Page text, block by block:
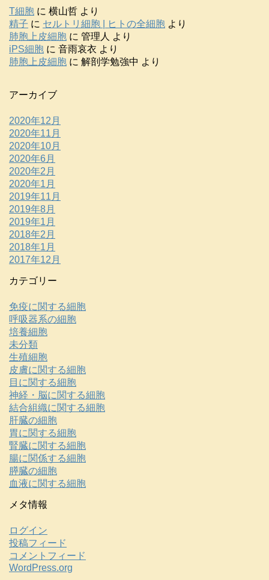
T細胞 に 横山哲 より
精子 に セルトリ細胞 | ヒトの全細胞 より
肺胞上皮細胞 に 管理人 より
iPS細胞 に 音雨哀衣 より
肺胞上皮細胞 に 解剖学勉強中 より
アーカイブ
2020年12月
2020年11月
2020年10月
2020年6月
2020年2月
2020年1月
2019年11月
2019年8月
2019年1月
2018年2月
2018年1月
2017年12月
カテゴリー
免疫に関する細胞
呼吸器系の細胞
培養細胞
未分類
生殖細胞
皮膚に関する細胞
目に関する細胞
神経・脳に関する細胞
結合組織に関する細胞
肝臓の細胞
胃に関する細胞
腎臓に関する細胞
腸に関係する細胞
膵臓の細胞
血液に関する細胞
メタ情報
ログイン
投稿フィード
コメントフィード
WordPress.org